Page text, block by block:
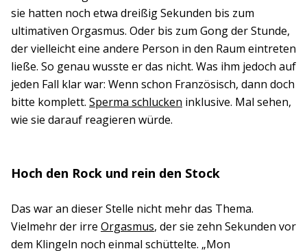
sie hatten noch etwa dreißig Sekunden bis zum
ultimativen Orgasmus. Oder bis zum Gong der Stunde,
der vielleicht eine andere Person in den Raum eintreten
ließe. So genau wusste er das nicht. Was ihm jedoch auf
jeden Fall klar war: Wenn schon Französisch, dann doch
bitte komplett. Sperma schlucken inklusive. Mal sehen,
wie sie darauf reagieren würde.
Hoch den Rock und rein den Stock
Das war an dieser Stelle nicht mehr das Thema.
Vielmehr der irre Orgasmus, der sie zehn Sekunden vor
dem Klingeln noch einmal schüttelte. „Mon